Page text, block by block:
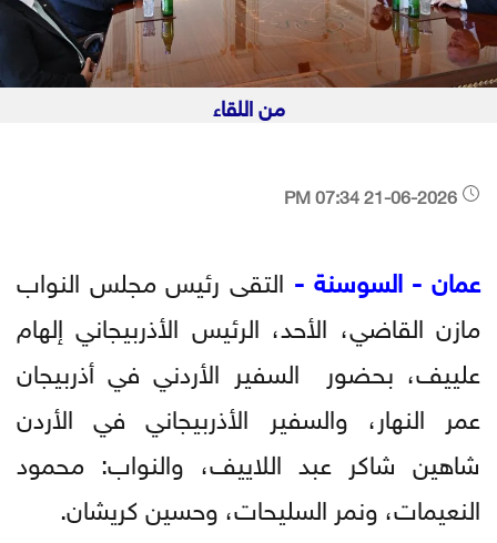
من اللقاء
عمان - السوسنة - التقى رئيس مجلس النواب
مازن القاضي، الأحد، الرئيس الأذربيجاني إلهام
علييف، بحضور السفير الأردني في أذربيجان
عمر النهار، والسفير الأذربيجاني في الأردن
شاهين شاكر عبد اللاييف، والنواب: محمود
النعيمات، ونمر السليحات، وحسين كريشان.